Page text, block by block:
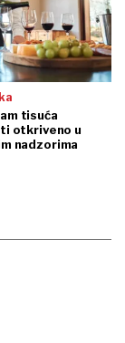
tisuća
otkriveno u
nadzorima